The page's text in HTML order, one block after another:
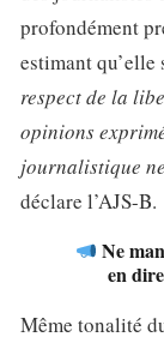
profondément
estimant qu’elle
respect de la
opinions
journalistique
déclare l’AJS-B.
Ne
en
Même tonalité